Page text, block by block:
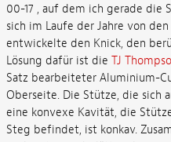
00-17 , auf dem ich gerade die
sich im Laufe der Jahre von
entwickelte den Knick, den
Lösung dafür ist die TJ
Satz bearbeiteter Aluminium-
Oberseite. Die Stütze, die sich
eine konvexe Kavität, die
Steg befindet, ist konkav.